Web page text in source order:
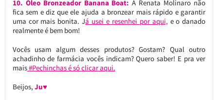
10. Óleo Bronzeador Banana Boat: A Renata Molinaro não
fica sem e diz que ele ajuda a bronzear mais rápido e garantir
uma cor mais bonita. Já usei e resenhei por aqui, e o danado
realmente é bem bom!
Vocês usam algum desses produtos? Gostam? Qual outro
achadinho de farmácia vocês indicam? Quero saber! E pra ver
mais#Pechinchas é só clicar aqui.
Beijos, Ju♥